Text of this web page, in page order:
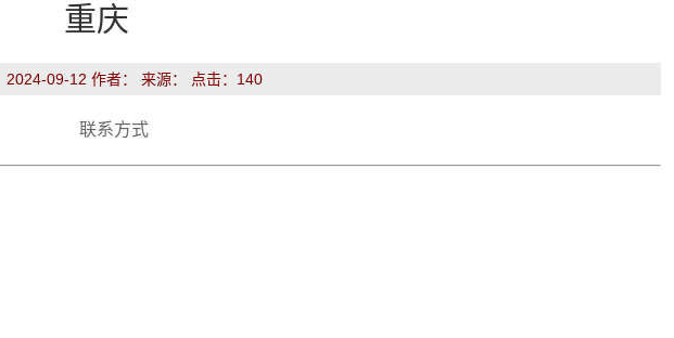
重庆
2024-09-12 作者： 来源： 点击： 140
联系方式